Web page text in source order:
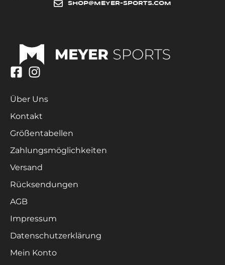
SHOP@MEYER-SPORTS.COM
Über Uns
Kontakt
Größentabellen
Zahlungsmöglichkeiten
Versand
Rücksendungen
AGB
Impressum
Datenschutzerklärung
Mein Konto